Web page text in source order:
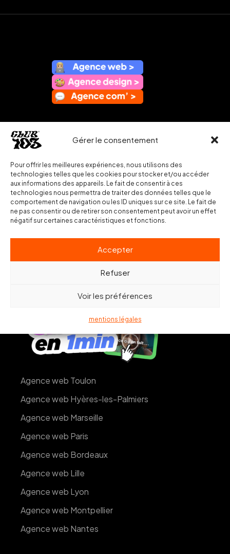
Gérer le consentement
Pour offrir les meilleures expériences, nous utilisons des
technologies telles que les cookies pour stocker et/ou accéder
aux informations des appareils. Le fait de consentir à ces
technologies nous permettra de traiter des données telles que le
comportement de navigation ou les ID uniques sur ce site. Le fait de
ne pas consentir ou de retirer son consentement peut avoir un effet
négatif sur certaines caractéristiques et fonctions.
Accepter
Refuser
Voir les préférences
mentions légales
Agence web Toulon
Agence web Hyères-les-Palmiers
Agence web Marseille
Agence web Paris
Agence web Bordeaux
Agence web Lille
Agence web Lyon
Agence web Montpellier
Agence web Nantes